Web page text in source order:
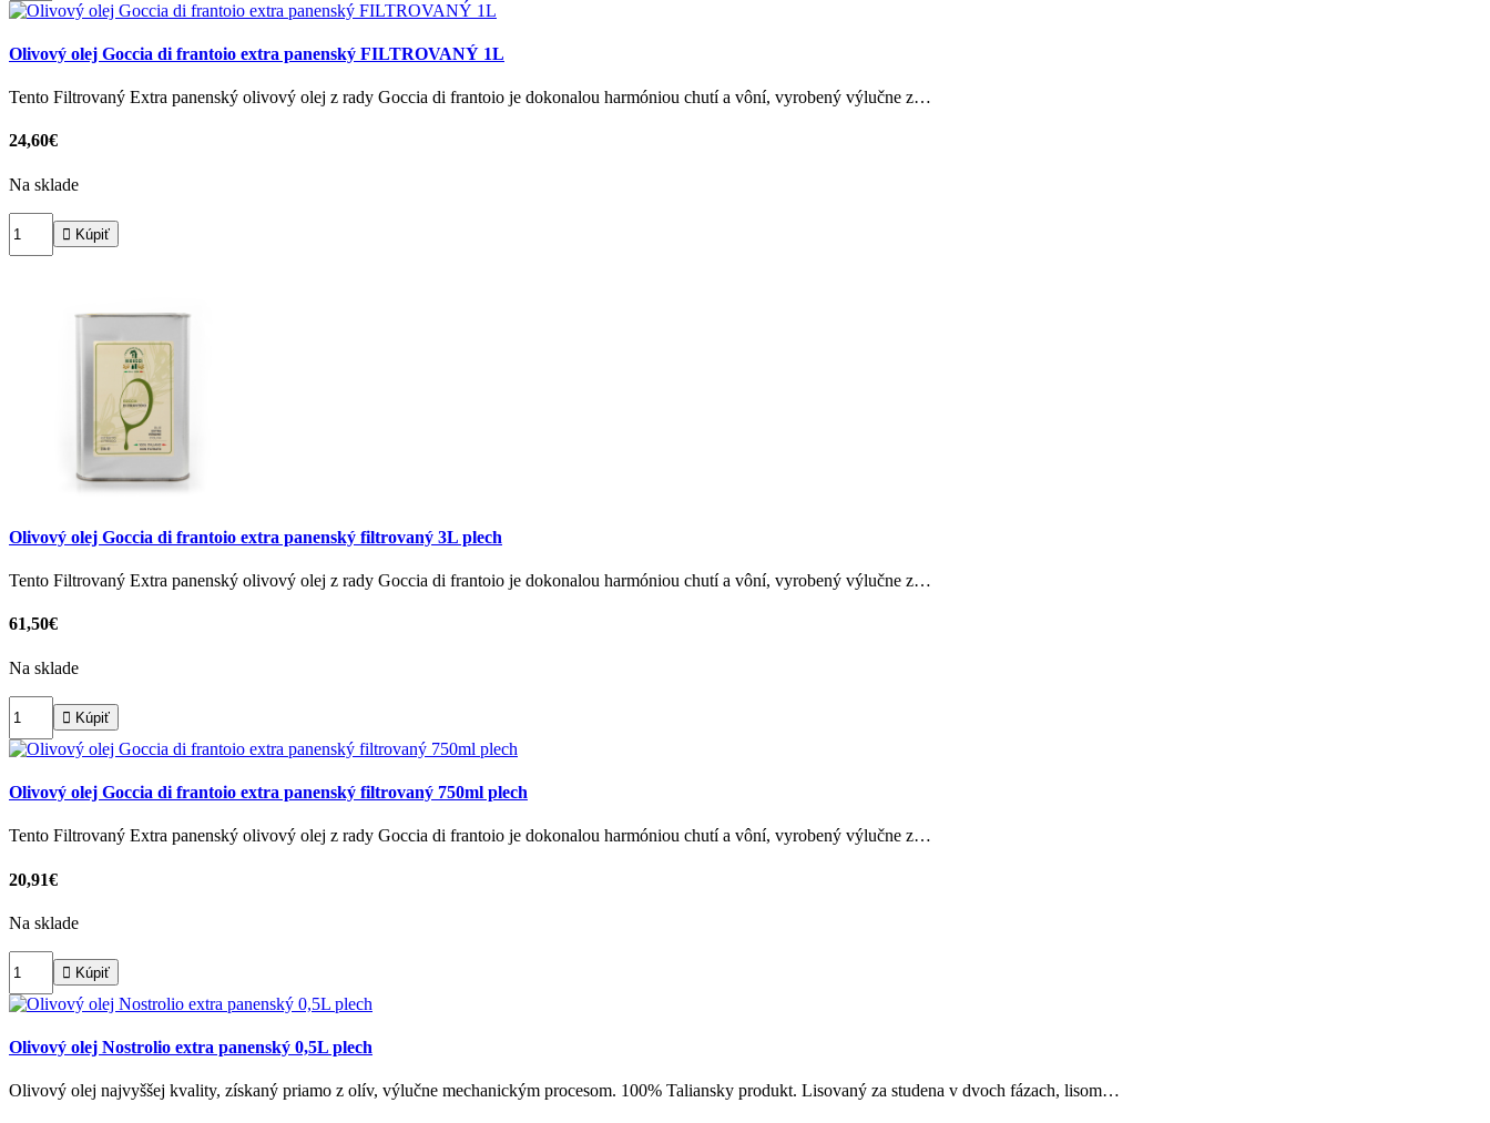
Olivový olej Goccia di frantoio extra panenský FILTROVANÝ 1L
Tento Filtrovaný Extra panenský olivový olej z rady Goccia di frantoio je dokonalou harmóniou chutí a vôní, vyrobený výlučne z…
24,60€
Na sklade
 Kúpiť
Olivový olej Goccia di frantoio extra panenský filtrovaný 3L plech
Tento Filtrovaný Extra panenský olivový olej z rady Goccia di frantoio je dokonalou harmóniou chutí a vôní, vyrobený výlučne z…
61,50€
Na sklade
 Kúpiť
Olivový olej Goccia di frantoio extra panenský filtrovaný 750ml plech
Tento Filtrovaný Extra panenský olivový olej z rady Goccia di frantoio je dokonalou harmóniou chutí a vôní, vyrobený výlučne z…
20,91€
Na sklade
 Kúpiť
Olivový olej Nostrolio extra panenský 0,5L plech
Olivový olej najvyššej kvality, získaný priamo z olív, výlučne mechanickým procesom. 100% Taliansky produkt. Lisovaný za studena v dvoch fázach, lisom…